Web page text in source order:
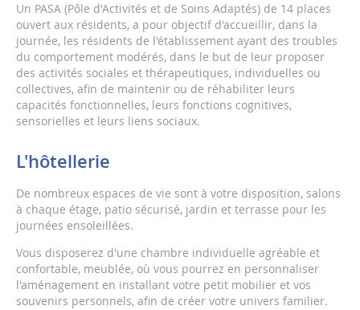
Un PASA (Pôle d'Activités et de Soins Adaptés) de 14 places
ouvert aux résidents, a pour objectif d'accueillir, dans la
journée, les résidents de l'établissement ayant des troubles
du comportement modérés, dans le but de leur proposer
des activités sociales et thérapeutiques, individuelles ou
collectives, afin de maintenir ou de réhabiliter leurs
capacités fonctionnelles, leurs fonctions cognitives,
sensorielles et leurs liens sociaux.
L'hôtellerie
De nombreux espaces de vie sont à votre disposition, salons
à chaque étage, patio sécurisé, jardin et terrasse pour les
journées ensoleillées.
Vous disposerez d'une chambre individuelle agréable et
confortable, meublée, où vous pourrez en personnaliser
l'aménagement en installant votre petit mobilier et vos
souvenirs personnels, afin de créer votre univers familier.